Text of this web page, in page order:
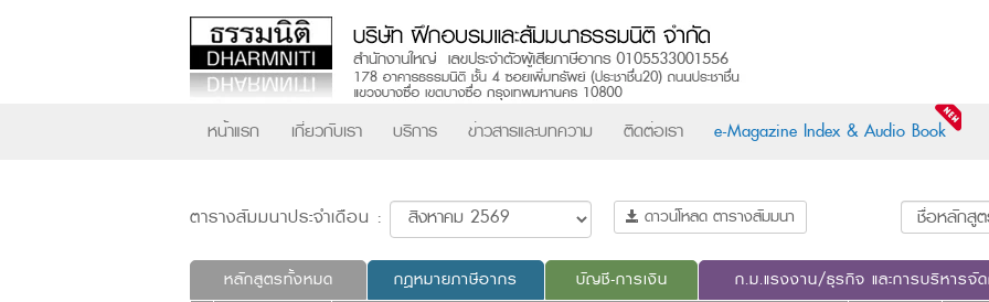
หน้าแรก เกี่ยวกับเรา บริการ ข่าวสารและบทความ ติดต่อเรา e-Magazine Index & Audio Book
ตารางสัมมนาประจำเดือน : ดาวน์โหลด ตารางสัมมนา
หลักสูตรทั้งหมด กฎหมายภาษีอากร บัญชี-การเงิน ก.ม.แรงงาน/ธุรกิจ และการบริหารจั